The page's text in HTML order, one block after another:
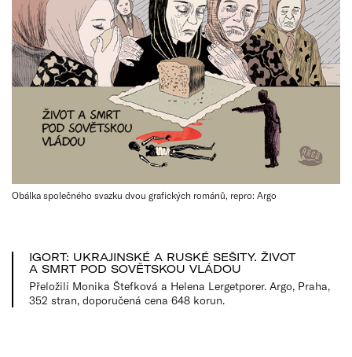
Obálka společného svazku dvou grafických románů, repro: Argo
IGORT: UKRAJINSKÉ A RUSKÉ SEŠITY. ŽIVOT
A SMRT POD SOVĚTSKOU VLÁDOU
Přeložili Monika Štefková a Helena Lergetporer. Argo, Praha,
352 stran, doporučená cena 648 korun.